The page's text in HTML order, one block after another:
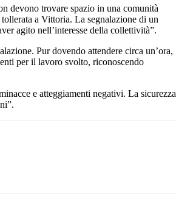
devono trovare spazio in una comunità
a Vittoria. La segnalazione di un
agito nell’interesse della collettività”.
Pur dovendo attendere circa un’ora,
per il lavoro svolto, riconoscendo
e atteggiamenti negativi. La sicurezza